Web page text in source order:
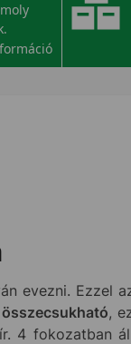
evezni. Ezzel
összecsukható,
4 fokozatban